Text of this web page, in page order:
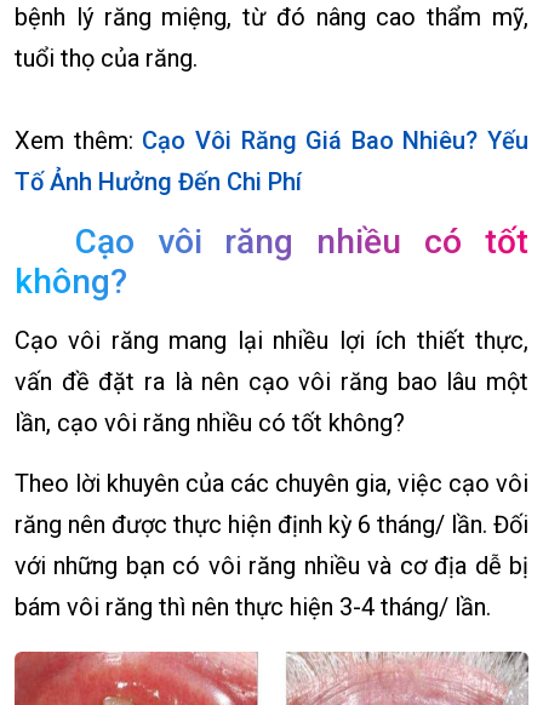
bệnh lý răng miệng, từ đó nâng cao thẩm mỹ,
tuổi thọ của răng.
Xem thêm: Cạo Vôi Răng Giá Bao Nhiêu? Yếu
Tố Ảnh Hưởng Đến Chi Phí
Cạo vôi răng nhiều có tốt
không?
Cạo vôi răng mang lại nhiều lợi ích thiết thực,
vấn đề đặt ra là nên cạo vôi răng bao lâu một
lần, cạo vôi răng nhiều có tốt không?
Theo lời khuyên của các chuyên gia, việc cạo vôi
răng nên được thực hiện định kỳ 6 tháng/ lần. Đối
với những bạn có vôi răng nhiều và cơ địa dễ bị
bám vôi răng thì nên thực hiện 3-4 tháng/ lần.